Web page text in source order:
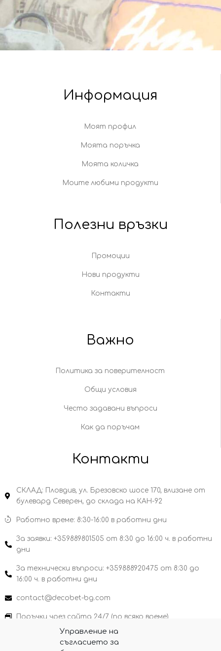
Управление на
съгласието за
Информация
Моят профил
Моята поръчка
Моята количка
Моите любими продукти
Полезни връзки
Промоции
Нови продукти
Контакти
Важно
Политика за поверителност
Общи условия
Често задавани въпроси
Как да поръчам
Контакти
СКЛАД: Пловдив, ул. Брезовско шосе 170, влизане от
булевард Северен, до склада на КАН-92
Работно време: 8:30-16:00 в работни дни
За заявки: +359889801505 от 8:30 до 16:00 ч. в работни
дни
За технически въпроси: +359888920475 от 8:30 до
16:00 ч. в работни дни
contact@decobet-bg.com
Поръчки чрез сайта 24/7 (по всяко време)